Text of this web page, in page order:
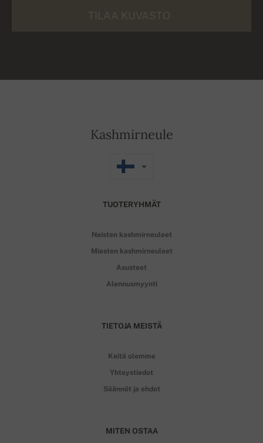
Kashmirneule
TUOTERYHMÄT
Naisten kashmirneuleet
Miesten kashmirneuleet
Asusteet
Alennusmyynti
TIETOJA MEISTÄ
Keitä olemme
Yhteystiedot
Säännöt ja ehdot
MITEN OSTAA